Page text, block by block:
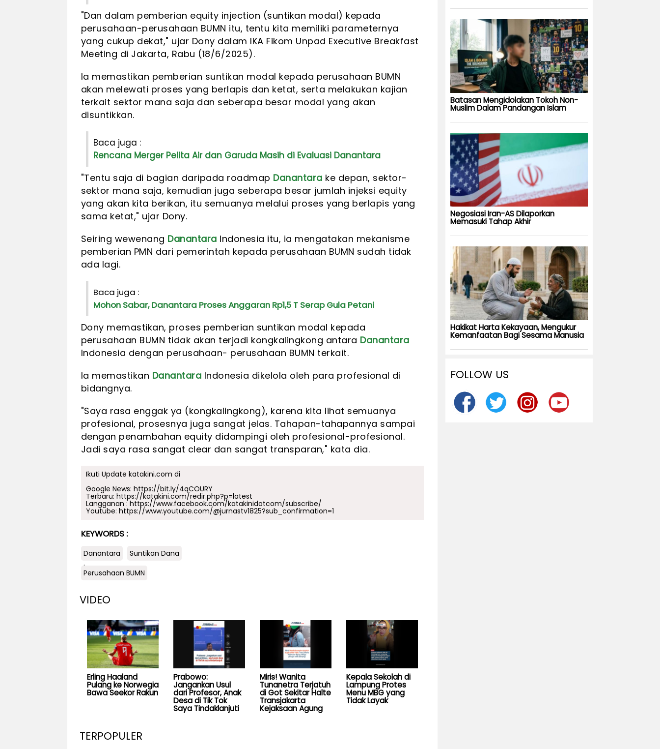
"Dan dalam pemberian equity injection (suntikan modal) kepada
perusahaan-perusahaan BUMN itu, tentu kita memiliki parameternya
yang cukup dekat," ujar Dony dalam IKA Fikom Unpad Executive Breakfast
Meeting di Jakarta, Rabu (18/6/2025).
Ia memastikan pemberian suntikan modal kepada perusahaan BUMN
akan melewati proses yang berlapis dan ketat, serta melakukan kajian
terkait sektor mana saja dan seberapa besar modal yang akan
disuntikkan.
Baca juga :
Rencana Merger Pelita Air dan Garuda Masih di Evaluasi Danantara
"Tentu saja di bagian daripada roadmap Danantara ke depan, sektor-
sektor mana saja, kemudian juga seberapa besar jumlah injeksi equity
yang akan kita berikan, itu semuanya melalui proses yang berlapis yang
sama ketat," ujar Dony.
Seiring wewenang Danantara Indonesia itu, ia mengatakan mekanisme
pemberian PMN dari pemerintah kepada perusahaan BUMN sudah tidak
ada lagi.
Baca juga :
Mohon Sabar, Danantara Proses Anggaran Rp1,5 T Serap Gula Petani
Dony memastikan, proses pemberian suntikan modal kepada
perusahaan BUMN tidak akan terjadi kongkalingkong antara Danantara
Indonesia dengan perusahaan- perusahaan BUMN terkait.
Ia memastikan Danantara Indonesia dikelola oleh para profesional di
bidangnya.
"Saya rasa enggak ya (kongkalingkong), karena kita lihat semuanya
profesional, prosesnya juga sangat jelas. Tahapan-tahapannya sampai
dengan penambahan equity didampingi oleh profesional-profesional.
Jadi saya rasa sangat clear dan sangat transparan," kata dia.
Ikuti Update katakini.com di
Google News: https://bit.ly/4qCOURY
Terbaru: https://katakini.com/redir.php?p=latest
Langganan : https://www.facebook.com/katakinidotcom/subscribe/
Youtube: https://www.youtube.com/@jurnastv1825?sub_confirmation=1
KEYWORDS :
Danantara
Suntikan Dana
.
Perusahaan BUMN
VIDEO
Erling Haaland
Pulang ke Norwegia
Bawa Seekor Rakun
Prabowo:
Jangankan Usul
dari Profesor, Anak
Desa di Tik Tok
Saya Tindaklanjuti
Miris! Wanita
Tunanetra Terjatuh
di Got Sekitar Halte
Transjakarta
Kejaksaan Agung
Kepala Sekolah di
Lampung Protes
Menu MBG yang
Tidak Layak
TERPOPULER
Batasan Mengidolakan Tokoh Non-
Muslim Dalam Pandangan Islam
Negosiasi Iran-AS Dilaporkan
Memasuki Tahap Akhir
Hakikat Harta Kekayaan, Mengukur
Kemanfaatan Bagi Sesama Manusia
FOLLOW US